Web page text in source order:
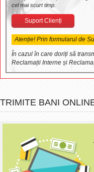
cel mai scurt timp.
Suport Clienți
Atenție! Prin formularul de
În cazul în care doriți să
Reclamații Interne și
TRIMITE BANI